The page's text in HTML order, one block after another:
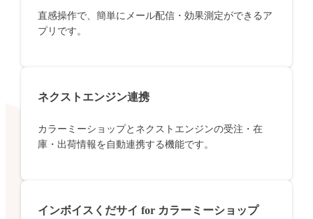
直感操作で、簡単にメール配信・効果測定ができるア
プリです。
ネクストエンジン連携
カラーミーショップとネクストエンジンの受注・在
庫・出荷情報を自動連携する機能です。
インボイスくだサイ for カラーミーショップ